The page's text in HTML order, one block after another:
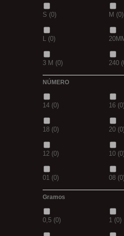
(0) (0)
(0)
(0)
D.GREN
18(0) blanca
S (0) M (0)
L (0)
3 M (0) 240
(0)
(0)
8MM (0) 2 M
(0) 30-25
35-30 1,10M
1,30M 2,5M
NÚMERO
14 (0) 16
18 (0) 20
12 (0) 10
01 (0) 08
(0) 3/0 (0)
Gramos
0,5 (0) 1 (0)